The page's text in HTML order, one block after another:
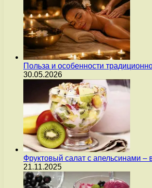
Польза и особенности
30.05.2026
Фруктовый салат с апельсинами –
21.11.2025